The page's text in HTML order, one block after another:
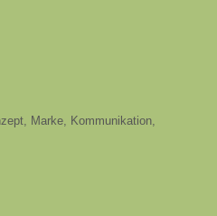
Marke, Kommunikation,